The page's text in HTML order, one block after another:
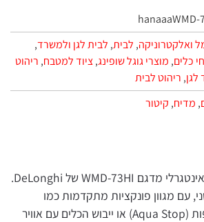
hanaaaWMD-
ואלקטרוניקה, לבית, לבית לגן ולמשרד,
כלים, מוצרי גוגל שופינג,ציוד למטבח, ריהוט
לגן, ריהוט לבית
, מדיח, קיטור
מדיח כלים רחב חצי-אינטגרלי מדגם WMD-73HI של DeLonghi.
עם מגוון פונקציות מתקדמות כמו
מערכת למניעת דליפות (Aqua Stop) או ייבוש הכלים עם אוויר